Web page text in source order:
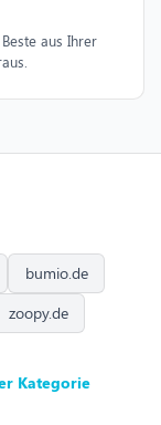
aus Ihrer
bumio.de
zoopy.de
Kategorie